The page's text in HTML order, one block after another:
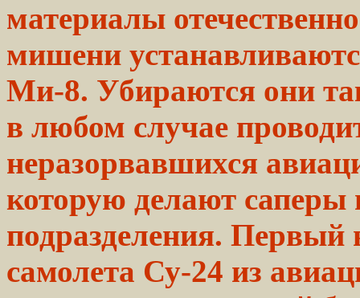
материалы
мишени
Ми-8. Убираются они
в любом случае
неразорвавшихся
которую делают саперы
подразделения. Первый
самолета Су-24 из